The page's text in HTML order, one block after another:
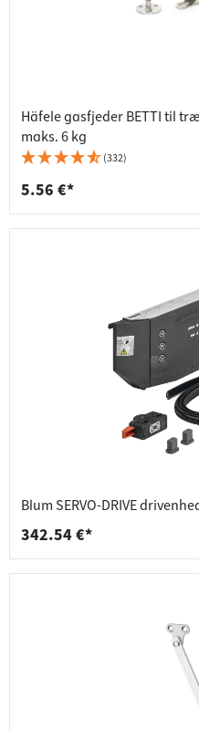
Häfele gasfjeder BETTI til
maks. 6 kg
(332)
5.56 €*
Blum SERVO-DRIVE
342.54 €*